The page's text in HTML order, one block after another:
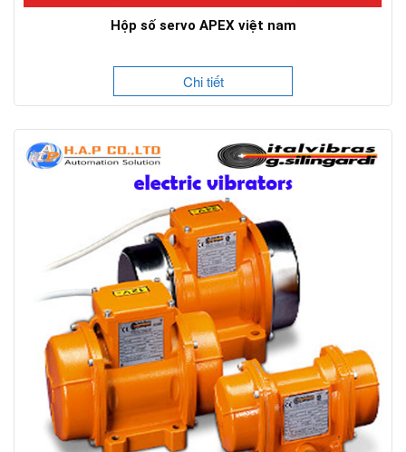
Hộp số servo APEX việt nam
Chi tiết